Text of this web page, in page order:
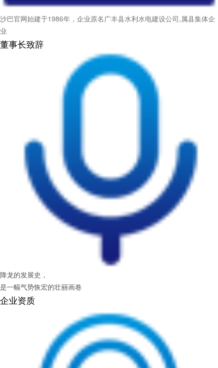
沙巴官网始建于1986年，企业原名广丰县水利水电建设公司,属县集体企
业
董事长致辞
降龙的发展史，
是一幅气势恢宏的壮丽画卷
企业资质